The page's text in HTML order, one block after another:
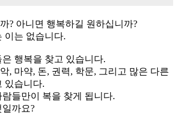
? 아니면 행복하길 원하십니까?
이는 없습니다.
행복을 찾고 있습니다.
, 마약, 돈, 권력, 학문, 그리고 많은 다른
있습니다.
들만이 복을 찾게 됩니다.
까요?